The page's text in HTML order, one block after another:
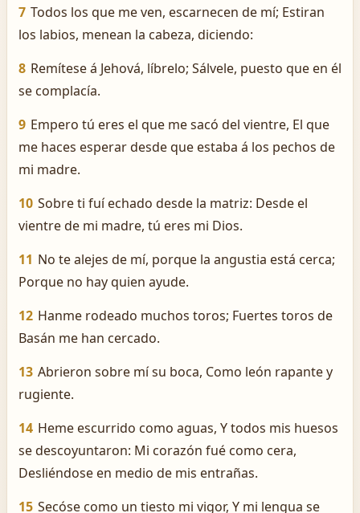
7 Todos los que me ven, escarnecen de mí; Estiran
los labios, menean la cabeza, diciendo:
8 Remítese á Jehová, líbrelo; Sálvele, puesto que en él
se complacía.
9 Empero tú eres el que me sacó del vientre, El que
me haces esperar desde que estaba á los pechos de
mi madre.
10 Sobre ti fuí echado desde la matriz: Desde el
vientre de mi madre, tú eres mi Dios.
11 No te alejes de mí, porque la angustia está cerca;
Porque no hay quien ayude.
12 Hanme rodeado muchos toros; Fuertes toros de
Basán me han cercado.
13 Abrieron sobre mí su boca, Como león rapante y
rugiente.
14 Heme escurrido como aguas, Y todos mis huesos
se descoyuntaron: Mi corazón fué como cera,
Desliéndose en medio de mis entrañas.
15 Secóse como un tiesto mi vigor, Y mi lengua se